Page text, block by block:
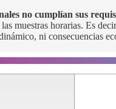
no cumplían sus
muestras horarias. Es
ni consecuencias